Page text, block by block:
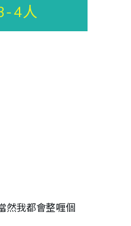
4人
然我都會整喱個